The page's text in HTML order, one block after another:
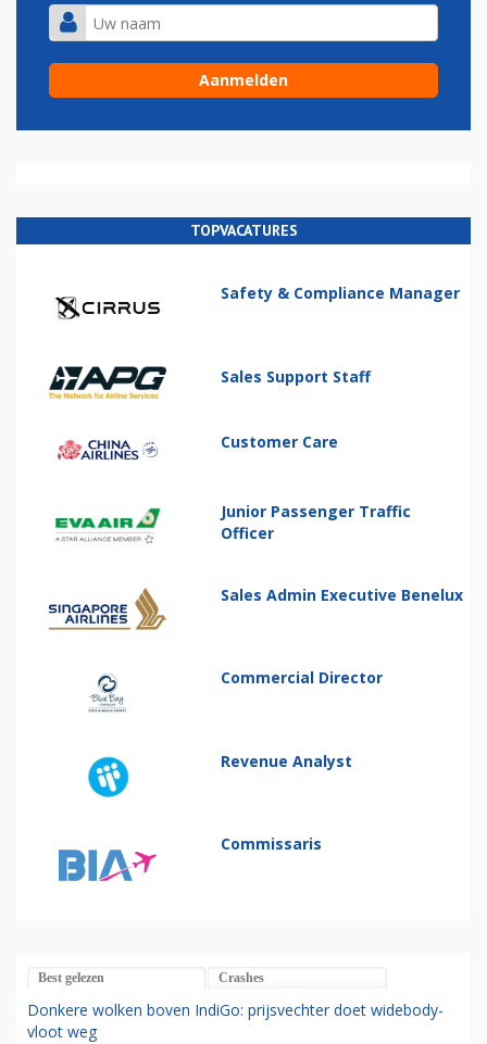
TOPVACATURES
Safety & Compliance Manager
Sales Support Staff
Customer Care
Junior Passenger Traffic
Officer
Sales Admin Executive Benelux
Commercial Director
Revenue Analyst
Commissaris
Best gelezen Crashes
Donkere wolken boven IndiGo: prijsvechter doet widebody-
vloot weg